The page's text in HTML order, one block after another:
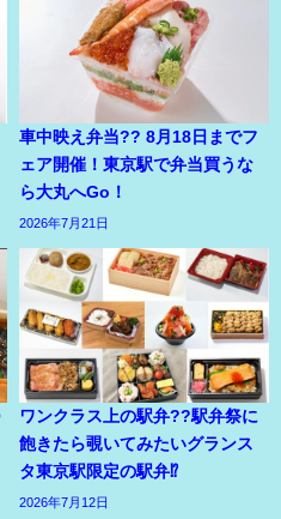
車中映え弁当?? 8月18日までフ
ェア開催！東京駅で弁当買うな
ら大丸へGo！
2026年7月21日
ワンクラス上の駅弁??駅弁祭に
飽きたら覗いてみたいグランス
タ東京駅限定の駅弁⁉
2026年7月12日